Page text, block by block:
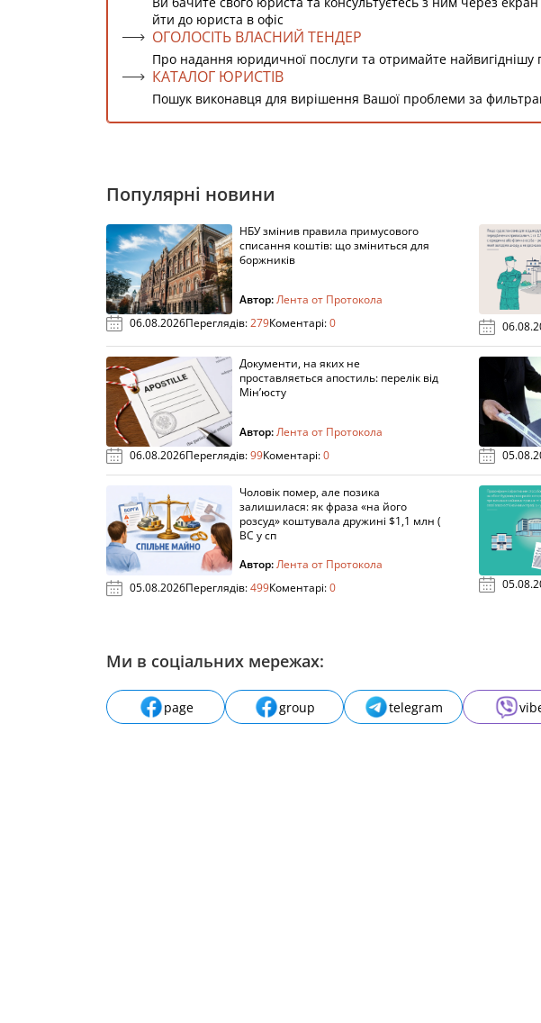
йти до юриста в офіс
ОГОЛОСІТЬ ВЛАСНИЙ ТЕНДЕР
Про надання юридичної послуги та отримайте найвигіднішу
КАТАЛОГ ЮРИСТІВ
Пошук виконавця для вирішення Вашої проблеми за
Популярні новини
НБУ змінив правила примусового
списання коштів: що зміниться для
боржників
Автор:Лента от Протокола
06.08.2026Переглядів:279Коментарі:0
Документи, на яких не
проставляється апостиль: перелік від
Мін’юсту
Автор:Лента от Протокола
06.08.2026Переглядів:99Коментарі:0
Чоловік помер, але позика
залишилася: як фраза «на його
розсуд» коштувала дружині $1,1 млн (
ВС у сп
Автор:Лента от Протокола
05.08.2026Переглядів:499Коментарі:0
Ми в соціальних мережах:
page group telegram